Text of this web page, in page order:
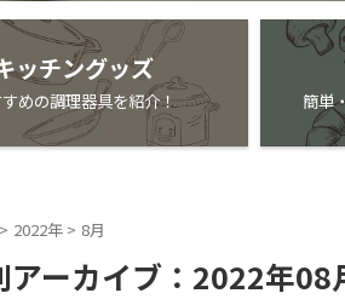
ッチングッズ
めの調理器具を紹介！ 簡単
> 2022年 > 8月
アーカイブ：2022年08